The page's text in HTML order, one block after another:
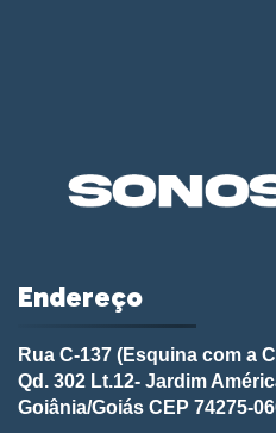
Endereço
Rua C-137 (Esquina com a
Qd. 302 Lt.12- Jardim
Goiânia/Goiás CEP 74275-